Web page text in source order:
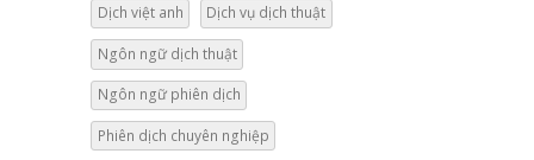
Dịch việt anh Dịch vụ dịch thuật
Ngôn ngữ dịch thuật
Ngôn ngữ phiên dịch
Phiên dịch chuyên nghiệp